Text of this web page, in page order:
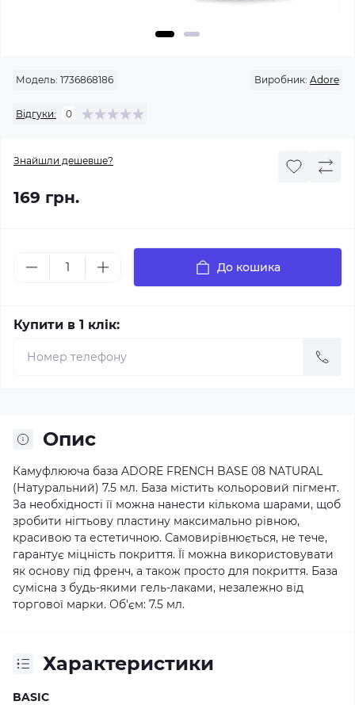
Модель: 1736868186 Виробник: Adore
Відгуки: 0
Знайшли дешевше?
169 грн.
До кошика
Купити в 1 клік:
Опис
Камуфлююча база ADORE FRENCH BASE 08 NATURAL
(Натуральний) 7.5 мл. База містить кольоровий пігмент.
За необхідності її можна нанести кількома шарами, щоб
зробити нігтьову пластину максимально рівною,
красивою та естетичною. Самовирівнюється, не тече,
гарантує міцність покриття. Її можна використовувати
як основу під френч, а також просто для покриття. База
сумісна з будь-якими гель-лаками, незалежно від
торгової марки. Об'єм: 7.5 мл.
Характеристики
BASIC